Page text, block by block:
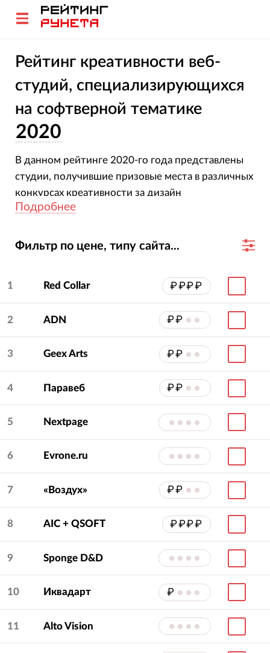
Рейтинг креативности веб-
студий, специализирующихся
на софтверной тематике
2020
В данном рейтинге 2020-го года представлены
студии, получившие призовые места в различных
конкурсах креативности за дизайн
разработанных ими сайтов софтверной тематики.
Подробнее
Фильтр по цене, типу сайта...
1 Red Collar ₽₽₽₽
2 ADN ₽₽ ••
3 Geex Arts ₽₽ ••
4 Паравеб ₽₽ ••
5 Nextpage ••••
6 Evrone.ru ••••
7 «Воздух» ₽₽ ••
8 AIC + QSOFT ₽₽₽₽
9 Sponge D&D ••••
10 Иквадарт ₽ •••
11 Alto Vision ••••